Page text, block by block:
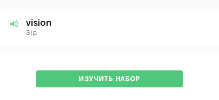
vision
Зір
ИЗУЧИТЬ НАБОР